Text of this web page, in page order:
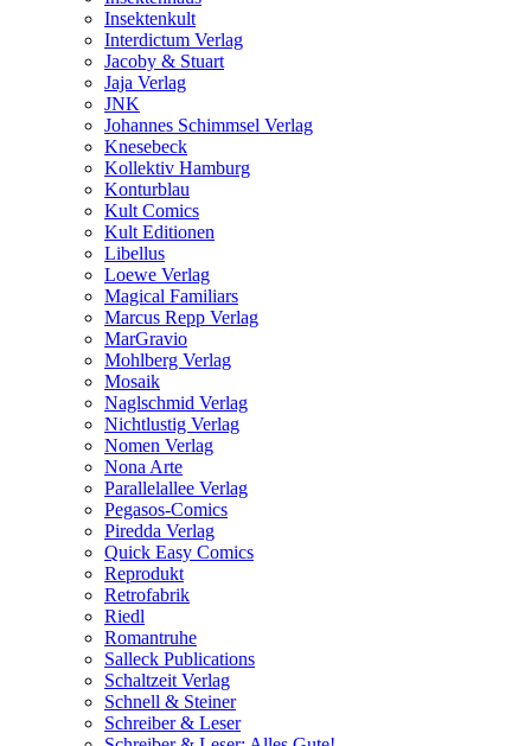
Insektenkult
Interdictum Verlag
Jacoby & Stuart
Jaja Verlag
JNK
Johannes Schimmsel Verlag
Knesebeck
Kollektiv Hamburg
Konturblau
Kult Comics
Kult Editionen
Libellus
Loewe Verlag
Magical Familiars
Marcus Repp Verlag
MarGravio
Mohlberg Verlag
Mosaik
Naglschmid Verlag
Nichtlustig Verlag
Nomen Verlag
Nona Arte
Parallelallee Verlag
Pegasos-Comics
Piredda Verlag
Quick Easy Comics
Reprodukt
Retrofabrik
Riedl
Romantruhe
Salleck Publications
Schaltzeit Verlag
Schnell & Steiner
Schreiber & Leser